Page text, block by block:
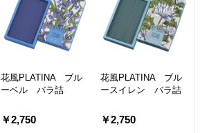
花風PLATINA ブル
ーベル バラ詰
￥2,750
花風PLATINA ブル
ースイレン バラ詰
￥2,750